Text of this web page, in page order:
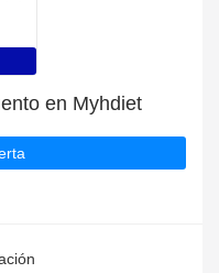
en Myhdiet